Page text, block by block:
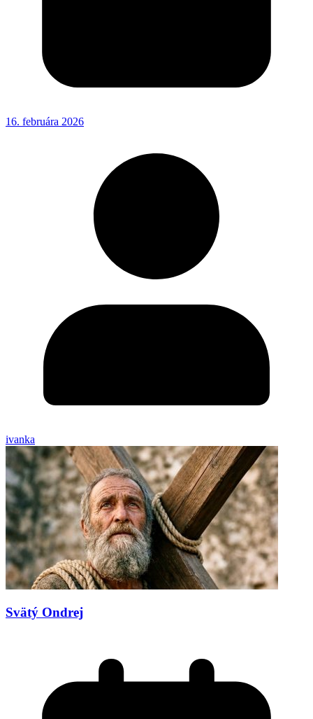
16. februára 2026
ivanka
Svätý Ondrej